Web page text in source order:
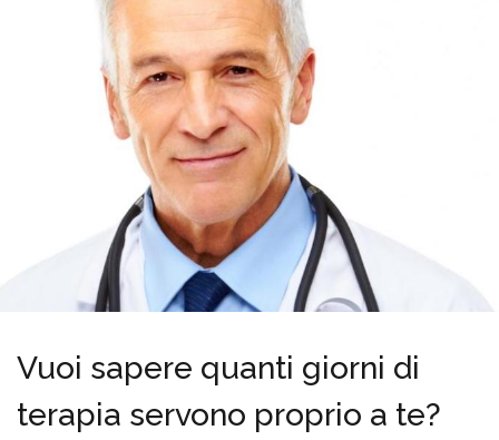
Vuoi sapere quanti giorni di
terapia servono proprio a te?